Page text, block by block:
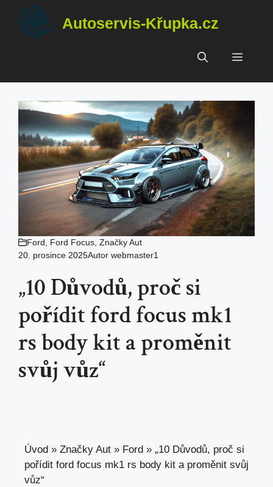
Přeskočit
obsah
Autoservis-Křupka.cz
Menu
Ford Ford Focus Značky Aut
20. prosince 2025Autor webmaster1
„10 Důvodů, proč si
pořídit ford focus mk1
rs body kit a proměnit
svůj vůz“
Úvod » Značky Aut » Ford » „10 Důvodů, proč si
pořídit ford focus mk1 rs body kit a proměnit svůj
vůz“